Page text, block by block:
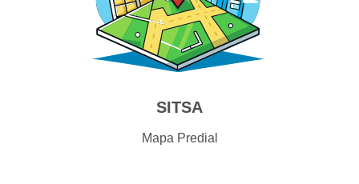
SITSA
Mapa Predial